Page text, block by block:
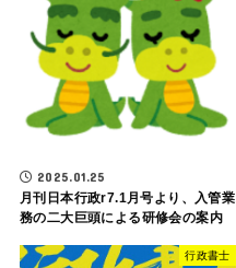
2025.01.25
月刊日本行政r7.1月号より、入管業
務の二大巨頭による研修会の案内
行政書士